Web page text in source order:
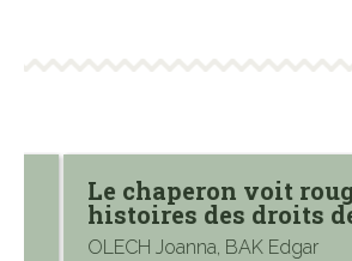
Le chaperon voit rouge.
histoires des droits de
OLECH Joanna, BAK Edgar